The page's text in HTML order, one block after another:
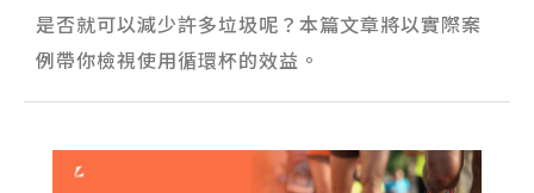
是否就可以減少許多垃圾呢？本篇文章將以實際案
例帶你檢視使用循環杯的效益。